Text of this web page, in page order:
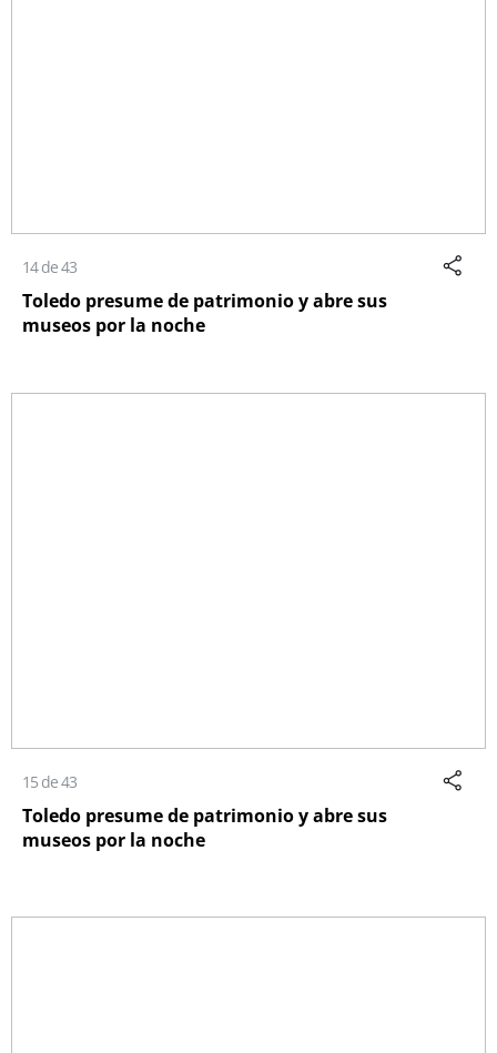
14 de 43
Toledo presume de patrimonio y abre sus
museos por la noche
15 de 43
Toledo presume de patrimonio y abre sus
museos por la noche